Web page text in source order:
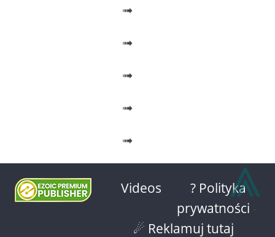
➟
➟
➟
➟
➟
Videos
? Polityka
prywatności
☄ Reklamuj tutaj
⩓